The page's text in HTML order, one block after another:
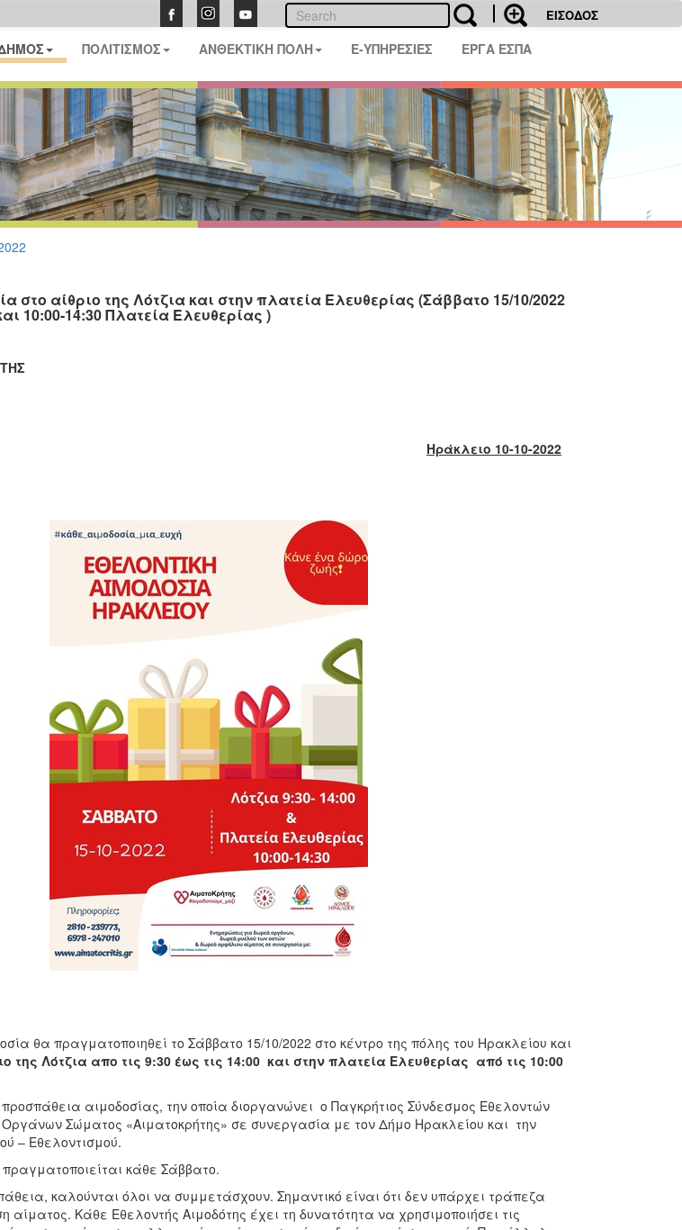
ΕΙΣΟΔΟΣ
ΠΟΛΙΤΙΣΜΟΣ ΑΝΘΕΚΤΙΚΗ ΠΟΛΗ E-ΥΠΗΡΕΣΙΕΣ ΕΡΓΑ ΕΣΠΑ
στο αίθριο της Λότζια και στην πλατεία Ελευθερίας (Σάββατο 15/10/2022
10:00-14:30 Πλατεία Ελευθερίας )
Ηράκλειο 10-10-2022
θα πραγματοποιηθεί το Σάββατο 15/10/2022 στο κέντρο της πόλης του Ηρακλείου και
της Λότζια απο τις 9:30 έως τις 14:00 και στην πλατεία Ελευθερίας από τις 10:00
προσπάθεια αιμοδοσίας, την οποία διοργανώνει ο Παγκρήτιος Σύνδεσμος Εθελοντών
Σώματος «Αιματοκρήτης» σε συνεργασία με τον Δήμο Ηρακλείου και την
– Εθελοντισμού.
πραγματοποιείται κάθε Σάββατο.
καλούνται όλοι να συμμετάσχουν. Σημαντικό είναι ότι δεν υπάρχει τράπεζα
αίματος. Κάθε Εθελοντής Αιμοδότης έχει τη δυνατότητα να χρησιμοποιήσει τις